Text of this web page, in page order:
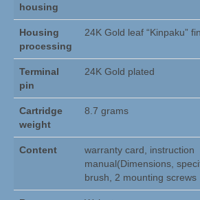
Verkoopkeuring
Nieuws
Hansted Audio Nieuws
Contact
housing
Housing
processing
24K Gold leaf “Kinpaku”
Terminal
pin
24K Gold plated
Cartridge
weight
8.7 grams
Content
warranty card, instruction
manual(Dimensions,
brush, 2 mounting screws